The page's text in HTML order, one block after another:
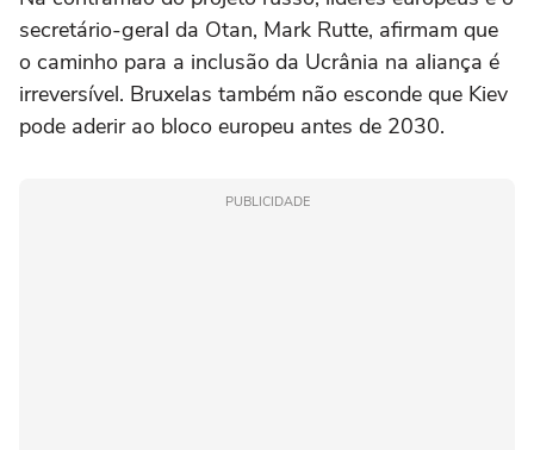
secretário-geral da Otan, Mark Rutte, afirmam que
o caminho para a inclusão da Ucrânia na aliança é
irreversível. Bruxelas também não esconde que Kiev
pode aderir ao bloco europeu antes de 2030.
PUBLICIDADE